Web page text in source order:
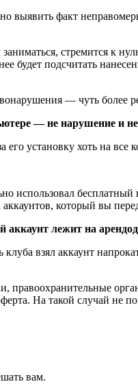
выявить факт
стремится к
будет подсчитать
— чуть более
— не нарушение и не
установку хоть на
использовал
аккаунтов, который вы
аккаунт лежит на
клуба взял аккаунт
правоохранительные
На такой случай не
вам.